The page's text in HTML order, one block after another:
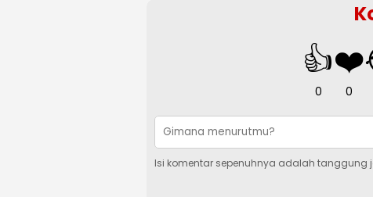
👍
0
❤️
0
Isi komentar sepenuhnya adalah tanggung